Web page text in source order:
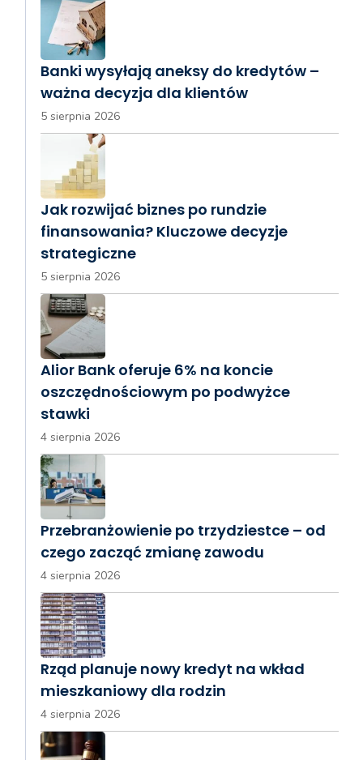
Banki wysyłają aneksy do kredytów –
ważna decyzja dla klientów
5 sierpnia 2026
Jak rozwijać biznes po rundzie
finansowania? Kluczowe decyzje
strategiczne
5 sierpnia 2026
Alior Bank oferuje 6% na koncie
oszczędnościowym po podwyżce
stawki
4 sierpnia 2026
Przebranżowienie po trzydziestce – od
czego zacząć zmianę zawodu
4 sierpnia 2026
Rząd planuje nowy kredyt na wkład
mieszkaniowy dla rodzin
4 sierpnia 2026